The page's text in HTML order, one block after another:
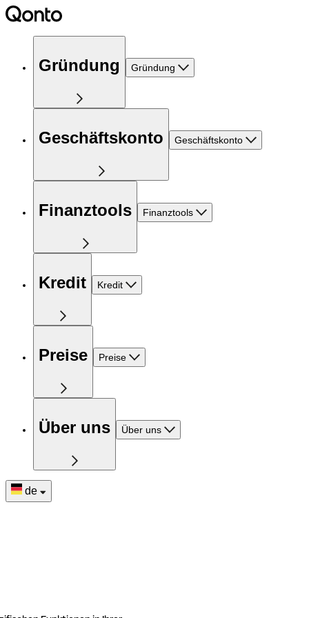
Gründung Gründung
Geschäftskonto Geschäftskonto
Finanztools Finanztools
Kredit Kredit
Preise Preise
Über uns Über uns
de